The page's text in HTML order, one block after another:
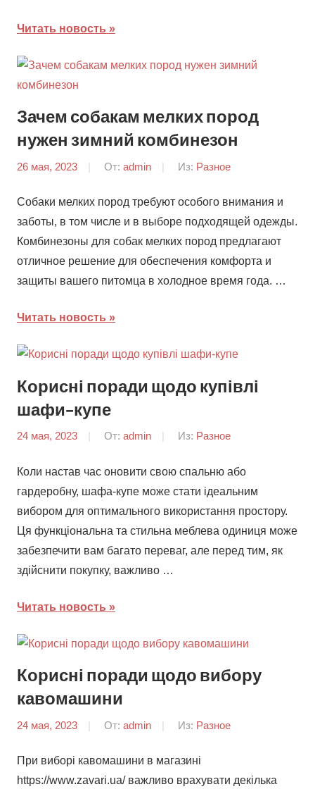
Читать новость
Зачем собакам мелких пород
нужен зимний комбинезон
26 мая, 2023 От: admin Из: Разное
Собаки мелких пород требуют особого внимания и
заботы, в том числе и в выборе подходящей одежды.
Комбинезоны для собак мелких пород предлагают
отличное решение для обеспечения комфорта и
защиты вашего питомца в холодное время года. …
Читать новость
Корисні поради щодо купівлі
шафи-купе
24 мая, 2023 От: admin Из: Разное
Коли настав час оновити свою спальню або
гардеробну, шафа-купе може стати ідеальним
вибором для оптимального використання простору.
Ця функціональна та стильна меблева одиниця може
забезпечити вам багато переваг, але перед тим, як
здійснити покупку, важливо …
Читать новость
Корисні поради щодо вибору
кавомашини
24 мая, 2023 От: admin Из: Разное
При виборі кавомашини в магазині
https://www.zavari.ua/ важливо врахувати декілька